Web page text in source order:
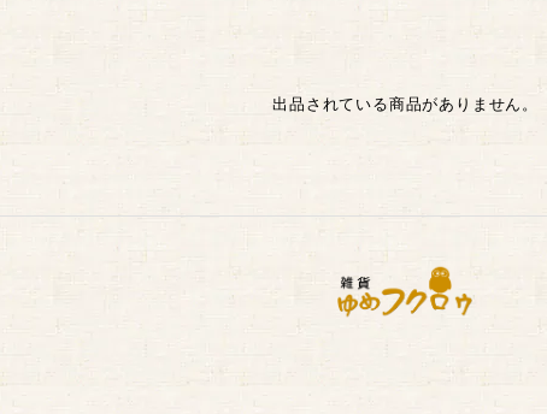
出品されている商品がありません。